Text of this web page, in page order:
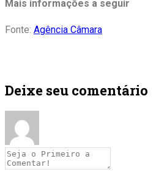
Mais informações a seguir
Fonte: Agência Câmara
Deixe seu comentário